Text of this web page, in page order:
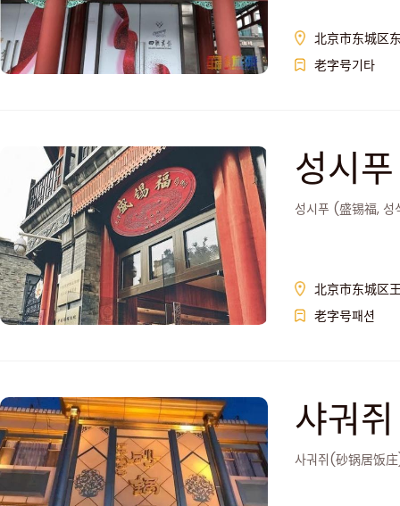
北京市东城区
老字号기타
성시
성시푸 (盛锡福, 성
北京市东城区
老字号패션
샤궈
사궈쥐(砂锅居饭